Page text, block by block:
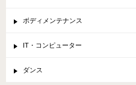
ボディメンテナンス
IT・コンピューター
ダンス